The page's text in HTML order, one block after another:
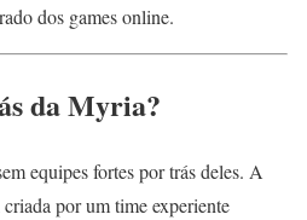
dos games online.
da Myria?
equipes fortes por trás deles. A
por um time experiente